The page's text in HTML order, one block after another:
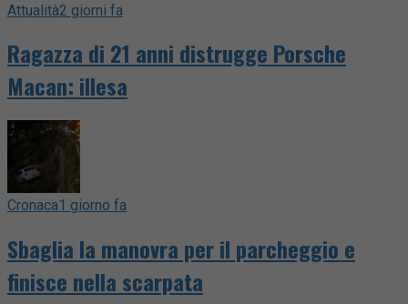
Attualità2 giorni fa
Ragazza di 21 anni distrugge Porsche
Macan: illesa
Cronaca1 giorno fa
Sbaglia la manovra per il parcheggio e
finisce nella scarpata